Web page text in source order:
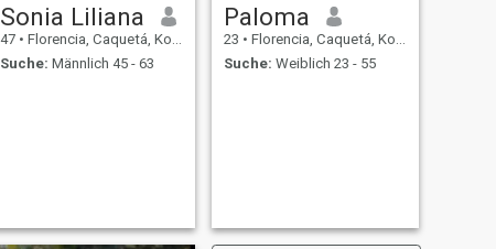
Sonia Liliana
47 • Florencia, Caquetá, Kolumbien
Suche: Männlich 45 - 63
Paloma
23 • Florencia, Caquetá, Kolumbien
Suche: Weiblich 23 - 55